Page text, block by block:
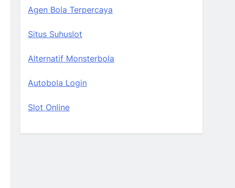
Agen Bola Terpercaya
Situs Suhuslot
Alternatif Monsterbola
Autobola Login
Slot Online